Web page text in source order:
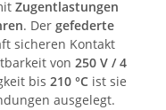
Zugentlastungen
. Der gefederte
sicheren Kontakt
von 250 V / 4
bis 210 °C ist sie
ausgelegt.